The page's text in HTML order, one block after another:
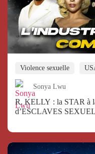
Violence sexuelle
Sonya Lwu
R. KELLY : la STAR à
d’ESCLAVES